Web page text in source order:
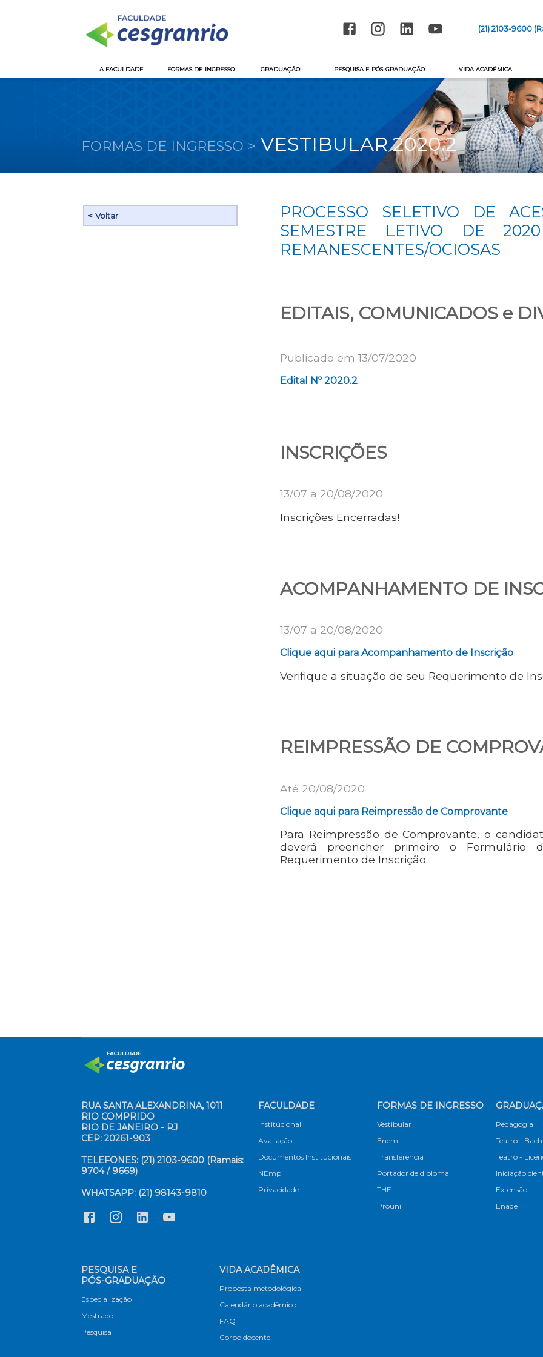
(21) 2103-9600
A FACULDADE FORMAS DE INGRESSO GRADUAÇÃO PESQUISA E PÓS-GRADUAÇÃO VIDA ACADÊMICA
FORMAS DE INGRESSO > VESTIBULAR 2020.2
< Voltar
PROCESSO SELETIVO DE
SEMESTRE LETIVO DE
REMANESCENTES/OCIOSAS
EDITAIS, COMUNICADOS e
Publicado em 13/07/2020
Edital Nº 2020.2
INSCRIÇÕES
13/07 a 20/08/2020
Inscrições Encerradas!
ACOMPANHAMENTO DE
13/07 a 20/08/2020
Clique aqui para Acompanhamento de Inscrição
Verifique a situação de seu Requerimento de
REIMPRESSÃO DE
Até 20/08/2020
Clique aqui para Reimpressão de Comprovante
Para Reimpressão de Comprovante, o
deverá preencher primeiro o Formulário
Requerimento de Inscrição.
RUA SANTA ALEXANDRINA, 1011
RIO COMPRIDO
RIO DE JANEIRO - RJ
CEP: 20261-903
TELEFONES: (21) 2103-9600 (Ramais:
9704 / 9669)
WHATSAPP: (21) 98143-9810
FACULDADE
Institucional
Avaliação
Documentos Institucionais
NEmpl
Privacidade
FORMAS DE INGRESSO
Vestibular
Enem
Transferência
Portador de diploma
THE
Prouni
Pedagogia
Teatro -
Teatro -
Iniciação
Extensão
Enade
PESQUISA E
PÓS-GRADUAÇÃO
Especialização
Mestrado
Pesquisa
VIDA ACADÊMICA
Proposta metodológica
Calendário acadêmico
FAQ
Corpo docente